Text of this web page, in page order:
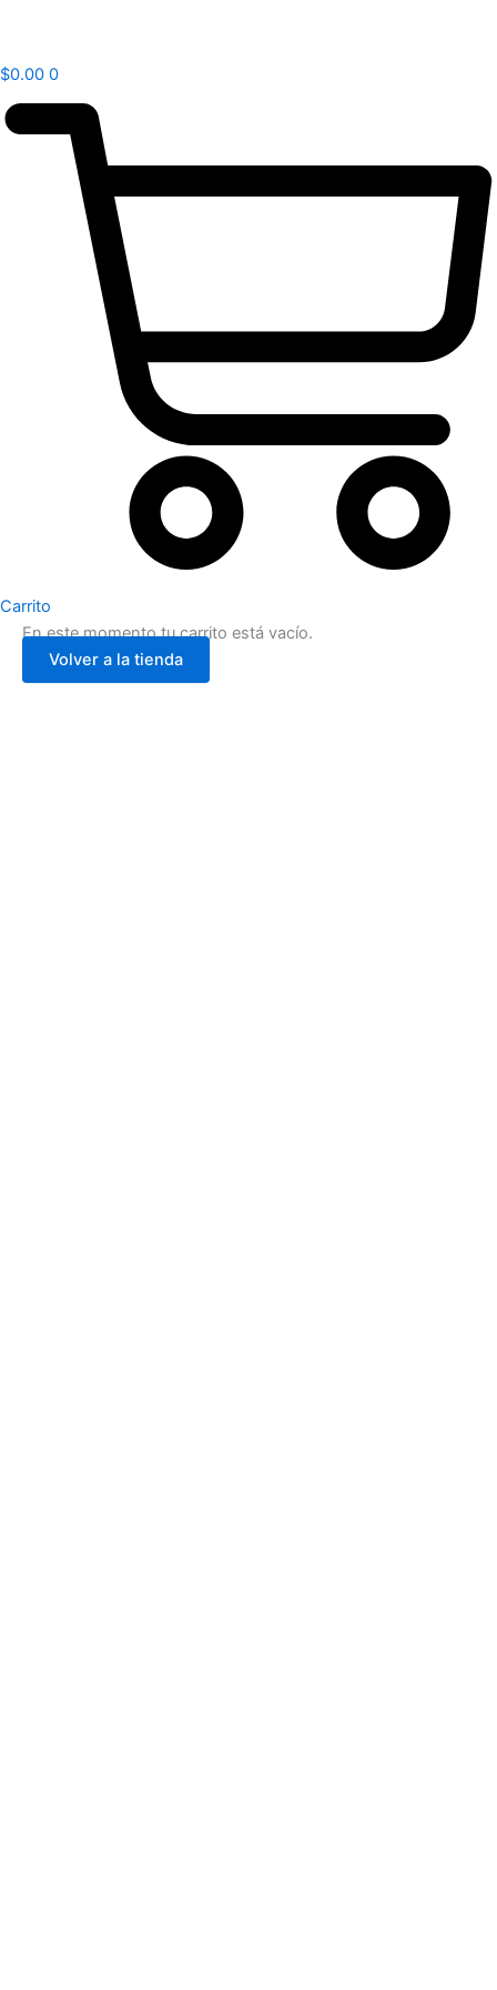
$0.00 0
Carrito
En este momento tu carrito está vacío.
Volver a la tienda